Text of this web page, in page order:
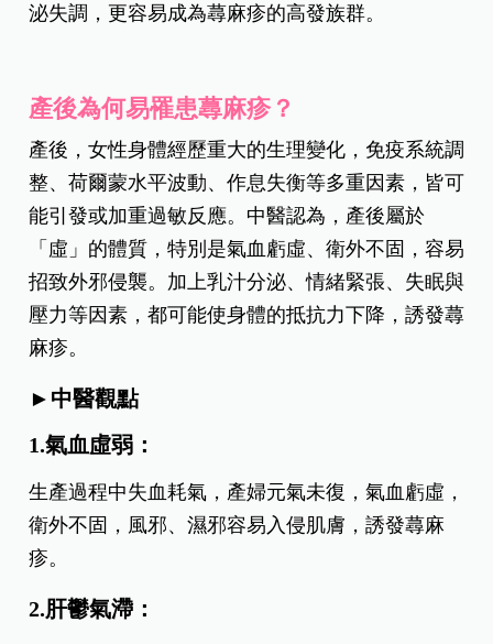
泌失調，更容易成為蕁麻疹的高發族群。
產後為何易罹患蕁麻疹？
產後，女性身體經歷重大的生理變化，免疫系統調
整、荷爾蒙水平波動、作息失衡等多重因素，皆可
能引發或加重過敏反應。中醫認為，產後屬於
「虛」的體質，特別是氣血虧虛、衛外不固，容易
招致外邪侵襲。加上乳汁分泌、情緒緊張、失眠與
壓力等因素，都可能使身體的抵抗力下降，誘發蕁
麻疹。
►中醫觀點
1.氣血虛弱：
生產過程中失血耗氣，產婦元氣未復，氣血虧虛，
衛外不固，風邪、濕邪容易入侵肌膚，誘發蕁麻
疹。
2.肝鬱氣滯：